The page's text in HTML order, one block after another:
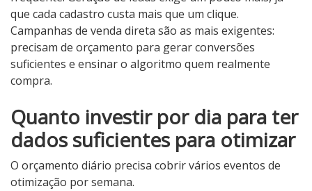
que cada cadastro custa mais que um clique.
Campanhas de venda direta são as mais exigentes:
precisam de orçamento para gerar conversões
suficientes e ensinar o algoritmo quem realmente
compra.
Quanto investir por dia para ter
dados suficientes para otimizar
O orçamento diário precisa cobrir vários eventos de
otimização por semana.